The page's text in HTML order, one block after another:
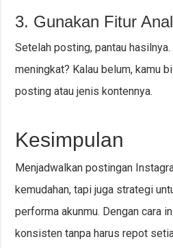
3. Gunakan Fitur
Setelah posting, pantau
meningkat? Kalau belum, kamu
posting atau jenis kontennya.
Kesimpulan
Menjadwalkan postingan
kemudahan, tapi juga strategi
performa akunmu. Dengan cara
konsisten tanpa harus repot